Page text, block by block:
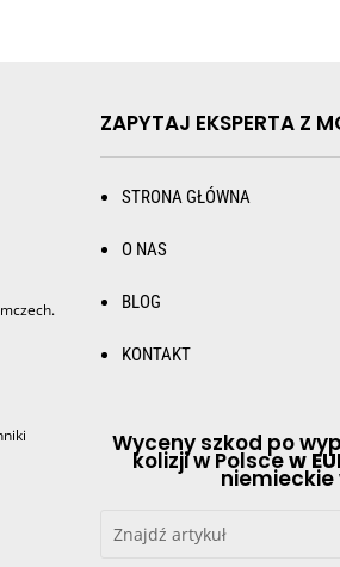
ZAPYTAJ EKSPERTA Z
STRONA GŁÓWNA
O NAS
BLOG
KONTAKT
Wyceny szkod po
kolizji w Polscew
niemieckie